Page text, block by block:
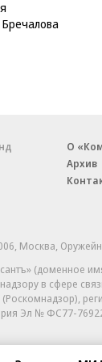
О
Архив
Москва,
(доменное
в сфере
Эл № ФС77-